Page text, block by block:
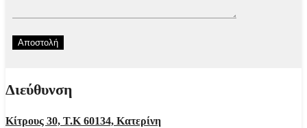
Διεύθυνση
Κίτρους 30, Τ.Κ 60134, Κατερίνη